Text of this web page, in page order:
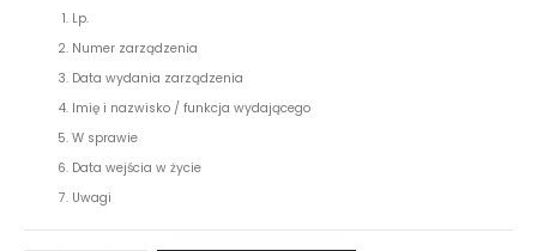
Lp.
Numer zarządzenia
Data wydania zarządzenia
Imię i nazwisko / funkcja wydającego
W sprawie
Data wejścia w życie
Uwagi